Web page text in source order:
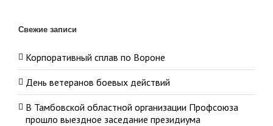
Свежие записи
Корпоративный сплав по Вороне
День ветеранов боевых действий
В Тамбовской областной организации Профсоюза
прошло выездное заседание президиума